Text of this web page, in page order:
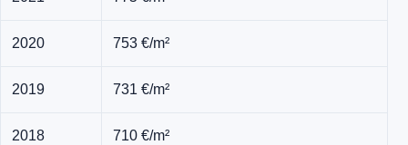
2020 753 €/m²
2019 731 €/m²
2018 710 €/m²